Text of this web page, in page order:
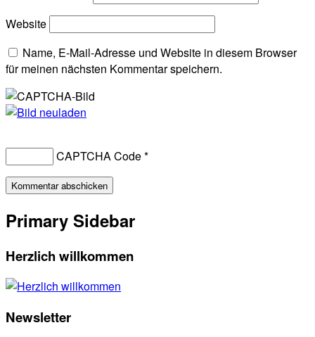
Website
Name, E-Mail-Adresse und Website in diesem Browser
für meinen nächsten Kommentar speichern.
CAPTCHA Code*
Primary Sidebar
Herzlich willkommen
Newsletter